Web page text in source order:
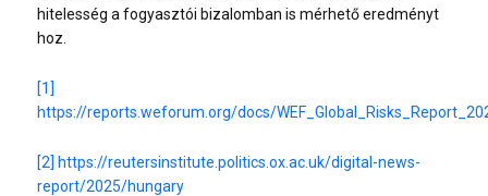
hitelesség a fogyasztói bizalomban is mérhető eredményt
hoz.
[1]
https://reports.weforum.org/docs/
[2] https://reutersinstitute.politics.ox.ac.uk/digital-news-
report/2025/hungary